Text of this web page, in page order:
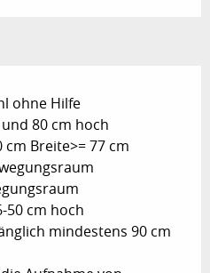
ohne Hilfe
80 cm hoch
Breite>= 77 cm
50 cm hoch
mindestens 90 cm